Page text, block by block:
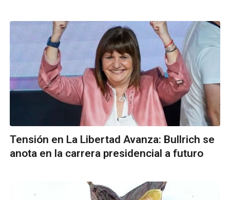
Tensión en La Libertad Avanza: Bullrich se
anota en la carrera presidencial a futuro